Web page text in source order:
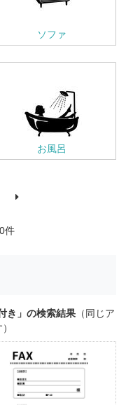
ソファ
お風呂
件
き」の検索結果 （同じア